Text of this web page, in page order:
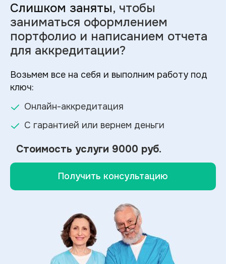
Слишком заняты, чтобы
заниматься оформлением
портфолио и написанием отчета
для аккредитации?
Возьмем все на себя и выполним работу под
ключ:
Онлайн-аккредитация
С гарантией или вернем деньги
Стоимость услуги 9000 руб.
Получить консультацию